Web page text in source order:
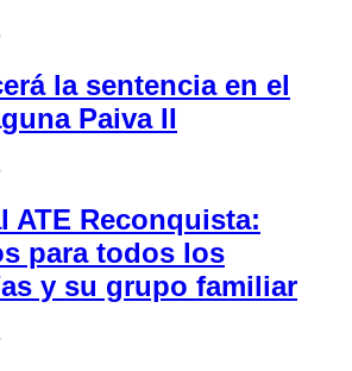
la sentencia en el
Paiva II
ATE Reconquista:
para todos los
y su grupo familiar